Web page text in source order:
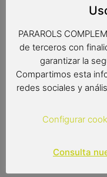
convierten a este
gran calidad con
ATENCIÓN: en estos
modelo verde.
Medidas:
Radio: 55 cm.
PARAROLS
de terceros con
garantizar la
Compartimos esta
redes sociales y
Configurar
Consulta